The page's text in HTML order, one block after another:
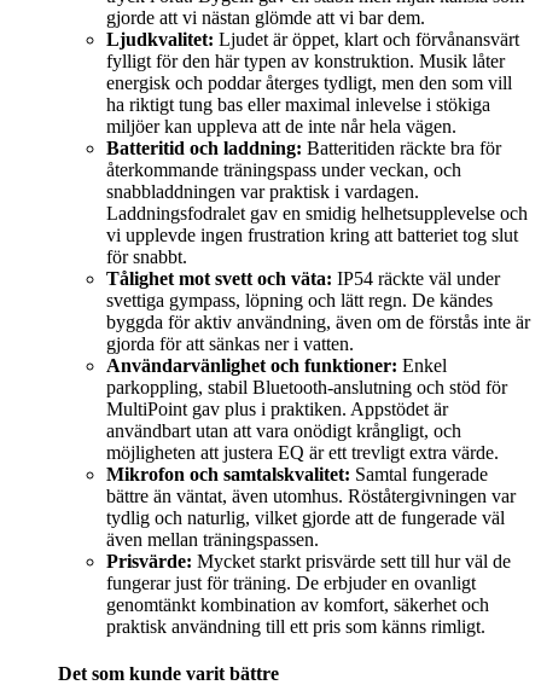
gjorde att vi nästan glömde att vi bar dem.
Ljudkvalitet: Ljudet är öppet, klart och förvånansvärt
fylligt för den här typen av konstruktion. Musik låter
energisk och poddar återges tydligt, men den som vill
ha riktigt tung bas eller maximal inlevelse i stökiga
miljöer kan uppleva att de inte når hela vägen.
Batteritid och laddning: Batteritiden räckte bra för
återkommande träningspass under veckan, och
snabbladdningen var praktisk i vardagen.
Laddningsfodralet gav en smidig helhetsupplevelse och
vi upplevde ingen frustration kring att batteriet tog slut
för snabbt.
Tålighet mot svett och väta: IP54 räckte väl under
svettiga gympass, löpning och lätt regn. De kändes
byggda för aktiv användning, även om de förstås inte är
gjorda för att sänkas ner i vatten.
Användarvänlighet och funktioner: Enkel
parkoppling, stabil Bluetooth-anslutning och stöd för
MultiPoint gav plus i praktiken. Appstödet är
användbart utan att vara onödigt krångligt, och
möjligheten att justera EQ är ett trevligt extra värde.
Mikrofon och samtalskvalitet: Samtal fungerade
bättre än väntat, även utomhus. Röståtergivningen var
tydlig och naturlig, vilket gjorde att de fungerade väl
även mellan träningspassen.
Prisvärde: Mycket starkt prisvärde sett till hur väl de
fungerar just för träning. De erbjuder en ovanligt
genomtänkt kombination av komfort, säkerhet och
praktisk användning till ett pris som känns rimligt.
Det som kunde varit bättre